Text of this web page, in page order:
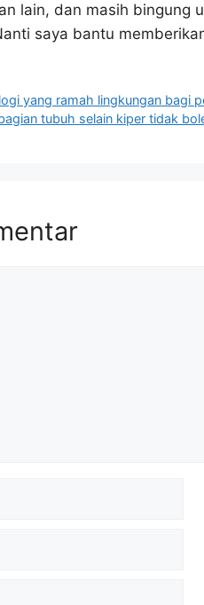
lain, dan masih bingung
saya bantu
yang ramah lingkungan bagi
tubuh selain kiper tidak